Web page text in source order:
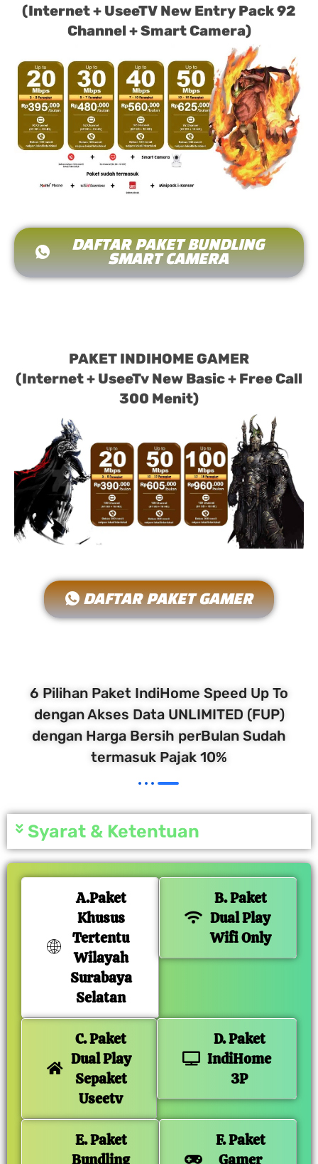
(Internet + UseeTV New Entry Pack 92
Channel + Smart Camera)
DAFTAR PAKET BUNDLING
SMART CAMERA
PAKET INDIHOME GAMER
(Internet + UseeTv New Basic + Free Call
300 Menit)
DAFTAR PAKET GAMER
6 Pilihan Paket IndiHome Speed Up To
dengan Akses Data UNLIMITED (FUP)
dengan Harga Bersih perBulan Sudah
termasuk Pajak 10%
Syarat & Ketentuan
A.Paket
Khusus
Tertentu
Wilayah
Surabaya
Selatan
B. Paket
Dual Play
Wifi Only
C. Paket
Dual Play
Sepaket
Useetv
D. Paket
IndiHome
3P
E. Paket
Bundling
F. Paket
Gamer